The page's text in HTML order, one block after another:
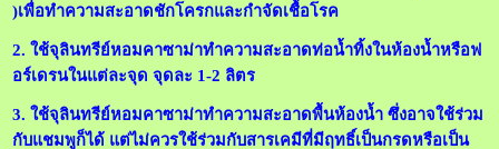
)เพื่อทำความสะอาดชักโครกและกำจัดเชื้อโรค
2. ใช้จุลินทรีย์หอมคาซาม่าทำความสะอาดท่อน้ำทิ้งในห้องน้ำหรือฟ
อร์เดรนในแต่ละจุด จุดละ 1-2 ลิตร
3. ใช้จุลินทรีย์หอมคาซาม่าทำความสะอาดพื้นห้องน้ำ ซึ่งอาจใช้ร่วม
กับแชมพูก็ได้ แต่ไม่ควรใช้ร่วมกับสารเคมีที่มีฤทธิ์เป็นกรดหรือเป็น